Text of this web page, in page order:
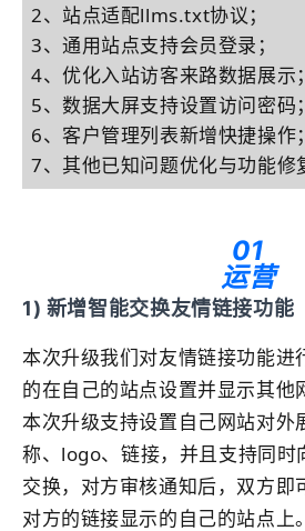
2、 站点适配llms.txt协议；
3、通用站点支持会员登录；
4、优化入站访客来路数据展示；
5、数据大屏支持设置访问密码；
6、客户管理列表新增快捷操作；
7、其他已知问题优化与功能修
01
运营
1) 新增智能交换友情链接功能
本次升级我们对友情链接功能进
的在自己的站点设置并显示其他
本次升级支持设置自己网站对外
称、logo、链接，并且支持同时
交换，对方审核通知后，双方即
对方的链接显示的自己的站点上。